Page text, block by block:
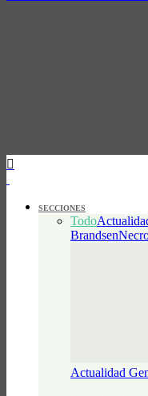
SECCIONES
Todo
Brandsen
Actualidad